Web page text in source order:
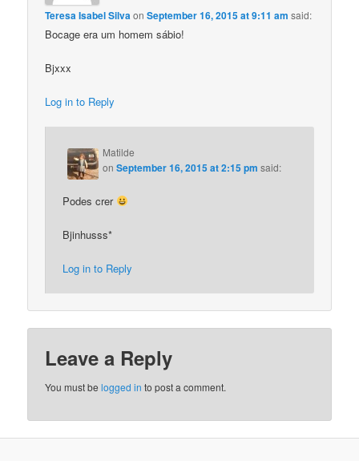
Teresa Isabel SilvaonSeptember 16, 2015 at 9:11 am said:
Bocage era um homem sábio!
Bjxxx
Log in to Reply
Matilde
onSeptember 16, 2015 at 2:15 pm said:
Podes crer
Bjinhusss*
Log in to Reply
Leave a Reply
You must belogged in to post a comment.